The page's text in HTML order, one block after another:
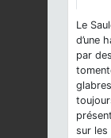
Le
d’une
par
sur les